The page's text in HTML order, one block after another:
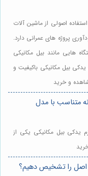
اصولی از ماشین آلات
پروژه های عمرانی دارد.
هایی مانند بیل مکانیکی
بیل مکانیکی باکیفیت و
و خرید
متناسب با مدل
یدکی بیل مکانیکی یکی از
اصل را تشخیص دهیم؟